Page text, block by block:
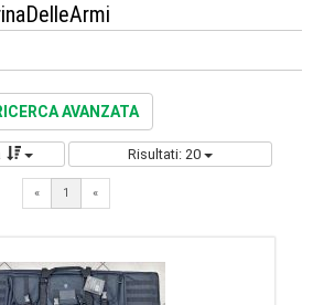
AVANZATA
Risultati: 20
« 1 «